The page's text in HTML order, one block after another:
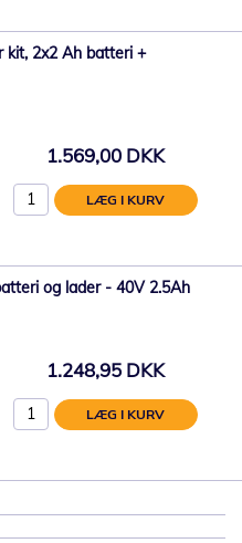
kit, 2x2 Ah batteri +
1.569,00 DKK
LÆG I KURV
og lader - 40V 2.5Ah
1.248,95 DKK
LÆG I KURV